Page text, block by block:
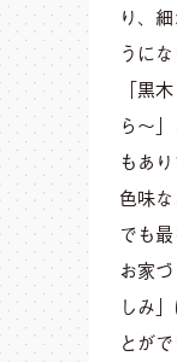
り、
うに
「黒
ら～
もあ
色味
でも
お家
しみ
とが